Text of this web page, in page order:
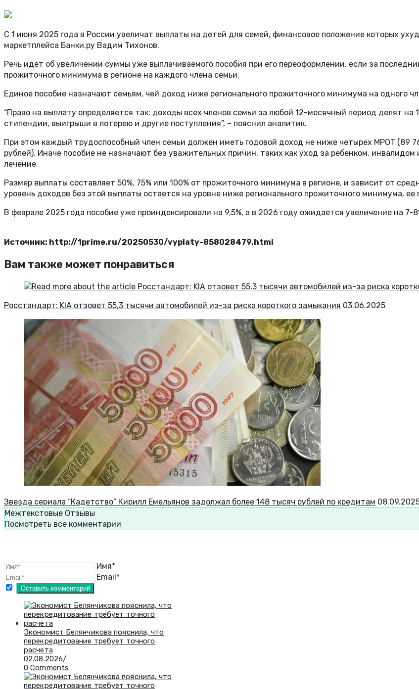
С 1 июня 2025 года в России увеличат выплаты на детей для семей, финансовое положение которых
маркетплейса Банки.ру Вадим Тихонов.
Речь идет об увеличении суммы уже выплачиваемого пособия при его переоформлении, если за
прожиточного минимума в регионе на каждого члена семьи.
Единое пособие назначают семьям, чей доход ниже регионального прожиточного минимума на одного
“Право на выплату определяется так: доходы всех членов семьи за любой 12-месячный период делят
стипендии, выигрыши в лотерею и другие поступления”, – пояснил аналитик.
При этом каждый трудоспособный член семьи должен иметь годовой доход не ниже четырех МРОТ (89
рублей). Иначе пособие не назначают без уважительных причин, таких как уход за ребенком,
лечение.
Размер выплаты составляет 50%, 75% или 100% от прожиточного минимума в регионе, и зависит от
уровень доходов без этой выплаты остается на уровне ниже регионального прожиточного минимума,
В феврале 2025 года пособие уже проиндексировали на 9,5%, а в 2026 году ожидается увеличение на 7-
Источник: http://1prime.ru/20250530/vyplaty-858028479.html
Вам также может понравиться
Росстандарт: KIA отзовет 55,3 тысячи автомобилей из-за риска короткого замыкания 03.06.2025
Звезда сериала “Кадетство” Кирилл Емельянов задолжал более 148 тысяч рублей по кредитам
Межтекстовые Отзывы
Посмотреть все комментарии
Имя*
Email*
Экономист Белянчикова пояснила, что
перекредитование требует точного
расчета
02.08.2026/
0 Comments